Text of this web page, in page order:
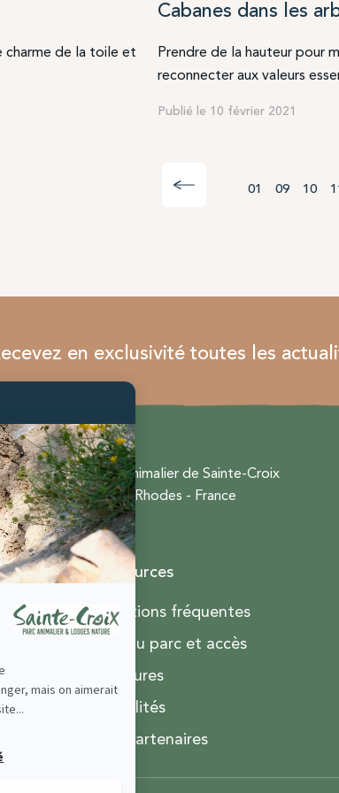
charme de la toile et
Cabanes dans les
Prendre de la hauteur pour
reconnecter aux valeurs
Publié le 10 février 2021
01 09 10
en exclusivité toutes les
Parc Animalier de Sainte-Croix
57810 Rhodes - France
Ressources
Questions fréquentes
Plan du parc et accès
Brochures
Actualités
Nos partenaires